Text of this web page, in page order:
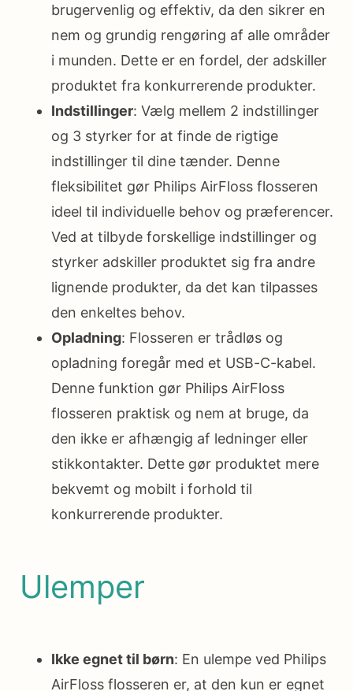
brugervenlig og effektiv, da den sikrer en
nem og grundig rengøring af alle områder
i munden. Dette er en fordel, der adskiller
produktet fra konkurrerende produkter.
Indstillinger: Vælg mellem 2 indstillinger
og 3 styrker for at finde de rigtige
indstillinger til dine tænder. Denne
fleksibilitet gør Philips AirFloss flosseren
ideel til individuelle behov og præferencer.
Ved at tilbyde forskellige indstillinger og
styrker adskiller produktet sig fra andre
lignende produkter, da det kan tilpasses
den enkeltes behov.
Opladning: Flosseren er trådløs og
opladning foregår med et USB-C-kabel.
Denne funktion gør Philips AirFloss
flosseren praktisk og nem at bruge, da
den ikke er afhængig af ledninger eller
stikkontakter. Dette gør produktet mere
bekvemt og mobilt i forhold til
konkurrerende produkter.
Ulemper
Ikke egnet til børn: En ulempe ved Philips
AirFloss flosseren er, at den kun er egnet